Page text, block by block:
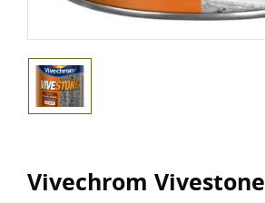
Vivechrom Vivestone